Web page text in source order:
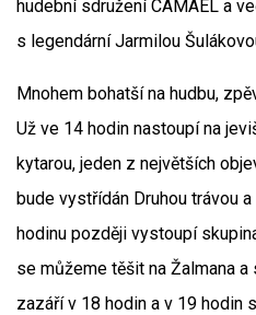
hudební sdružení CAMAEL a
s legendární Jarmilou
Mnohem bohatší na hudbu,
Už ve 14 hodin nastoupí na
kytarou, jeden z největších
bude vystřídán Druhou trávou
hodinu později vystoupí
se můžeme těšit na Žalmana a
zazáří v 18 hodin a v 19 hodin